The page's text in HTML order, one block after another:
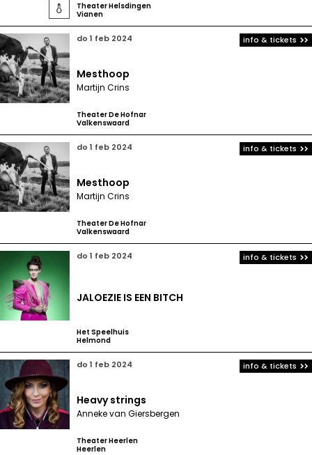

Theater Helsdingen
Vianen
do 1 feb 2024
Mesthoop
Martijn Crins
Theater De Hofnar
Valkenswaard
info & tickets
do 1 feb 2024
Mesthoop
Martijn Crins
Theater De Hofnar
Valkenswaard
info & tickets
do 1 feb 2024
JALOEZIE IS EEN BITCH
Het Speelhuis
Helmond
info & tickets
do 1 feb 2024
Heavy strings
Anneke van Giersbergen
Theater Heerlen
Heerlen
info & tickets